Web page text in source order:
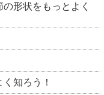
形状をもっとよく
知ろう！